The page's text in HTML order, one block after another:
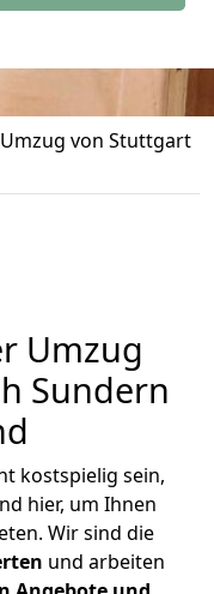
Umzug von Stuttgart
Umzug
Sundern
kostspielig sein,
hier, um Ihnen
Wir sind die
und arbeiten